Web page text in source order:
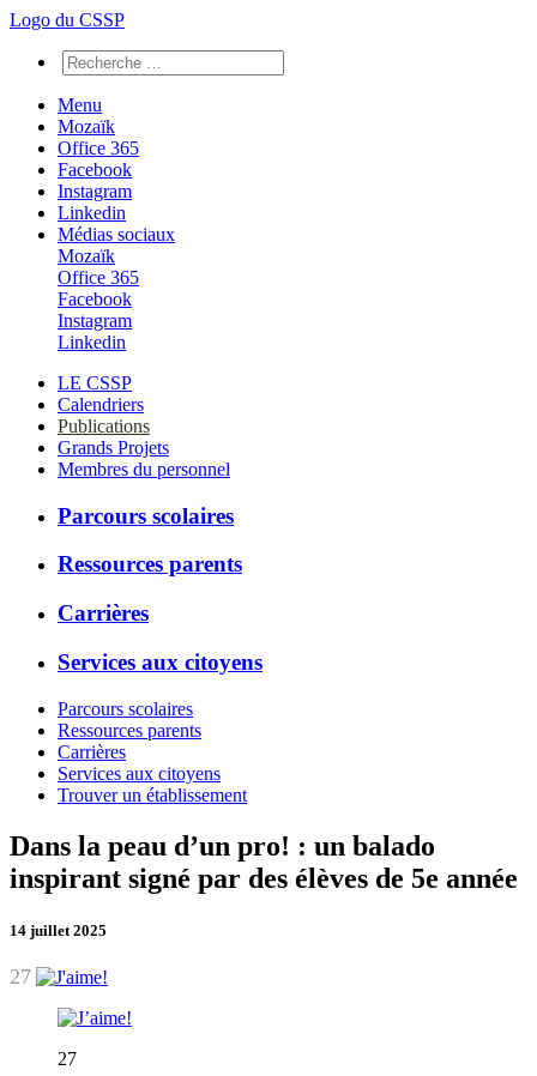
Logo du CSSP
Menu
Mozaïk
Office 365
Facebook
Instagram
Linkedin
Médias sociaux
Mozaïk
Office 365
Facebook
Instagram
Linkedin
LE CSSP
Calendriers
Publications
Grands Projets
Membres du personnel
Parcours scolaires
Ressources parents
Carrières
Services aux citoyens
Parcours scolaires
Ressources parents
Carrières
Services aux citoyens
Trouver un établissement
Dans la peau d’un pro! : un balado
inspirant signé par des élèves de 5e année
14 juillet 2025
27
27